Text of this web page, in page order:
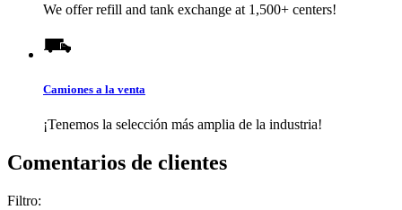
We offer refill and tank exchange at 1,500+ centers!
Camiones a la venta
¡Tenemos la selección más amplia de la industria!
Comentarios de clientes
Filtro: